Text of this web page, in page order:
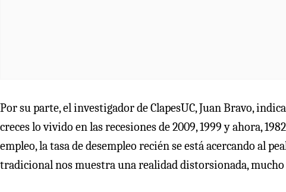
Por su parte, el investigador de ClapesUC, Juan Bravo,
creces lo vivido en las recesiones de 2009, 1999 y ahora,
empleo, la tasa de desempleo recién se está acercando al
tradicional nos muestra una realidad distorsionada, mucho